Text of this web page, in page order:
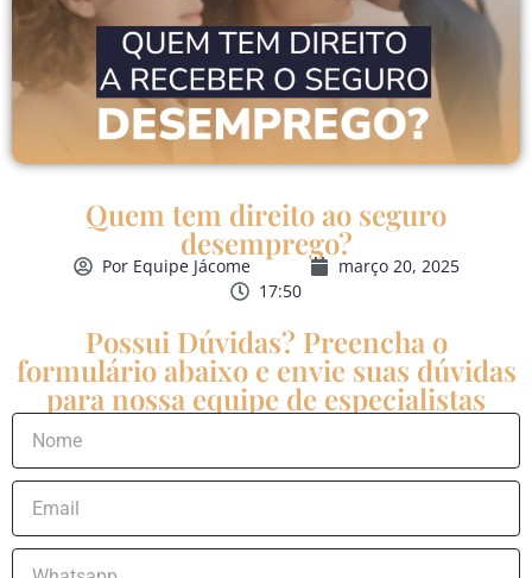
Quem tem direito ao seguro
desemprego?
PorEquipe Jácome
março 20, 2025
17:50
Possui Dúvidas? Preencha o
formulário abaixo e envie suas dúvidas
para nossa equipe de especialistas